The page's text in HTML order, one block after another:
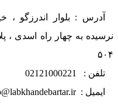
آدرس : بلوار اندرزگو ،
۵۰۴
تلفن : 02121000221
ایمیل : info@labkhandebartar.ir